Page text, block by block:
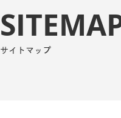
サイトマップ